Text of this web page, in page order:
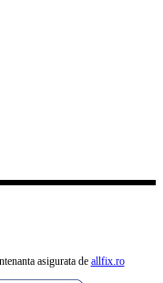
asigurata de allfix.ro